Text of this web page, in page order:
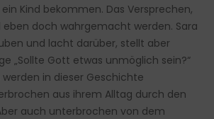
Kind bekommen. Das Versprechen,
eben doch wahrgemacht werden. Sara
und lacht darüber, stellt aber
„Sollte Gott etwas unmöglich sein?“
in dieser Geschichte
aus ihrem Alltag durch den
auch unterbrochen von dem